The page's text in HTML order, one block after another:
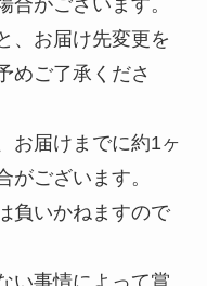
、お届け先変更を
めご了承くださ
お届けまでに約1ヶ
がございます。
負いかねますので
い事情によって賞